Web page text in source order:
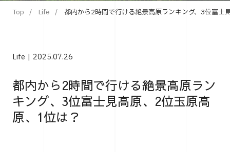
Top Life 都内から2時間で行ける絶景高原ランキング、3位富士
Life 2025.07.26
都内から2時間で行ける絶景高原ラン
キング、3位富士見高原、2位玉原高
原、1位は？